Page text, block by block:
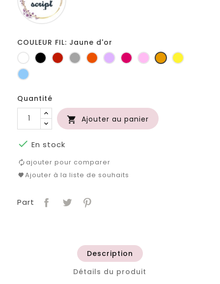
COULEUR FIL: Jaune d'or
BlancNoir RougeGris
clair
Orange
LilasFuchsia
RoseJaune
d'or
jaune
Bleu
Quantité
 Ajouter au panier
 En stock
ajouter pour comparer
Ajouter à la liste de souhaits
Part
Description
Détails du produit